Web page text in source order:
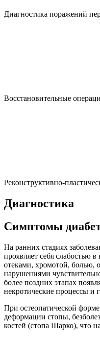
Диагностика поражений
Восстановительные
Реконструктивно-
Диагностика
Симптомы
На ранних стадиях
проявляет себя слабостью
отеками, хромотой, болью,
нарушениями
более поздних этапах
некротические процессы и
При остеопатической
деформации стопы,
костей (стопа Шарко), что